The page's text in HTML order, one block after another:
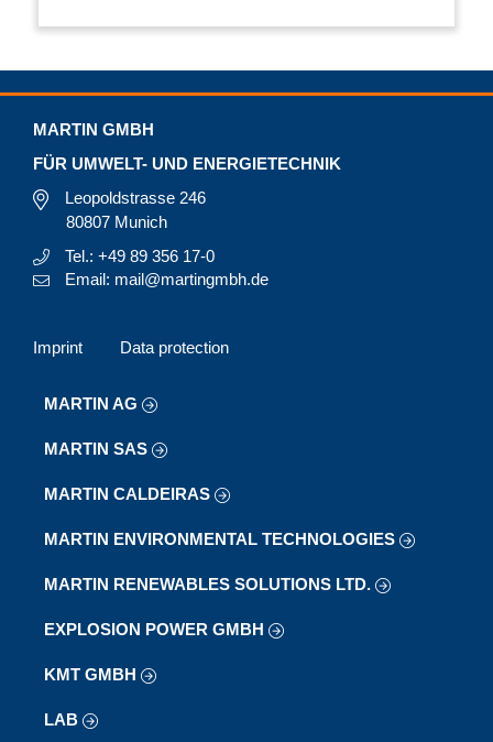
MARTIN GMBH
FÜR UMWELT- UND ENERGIETECHNIK
Leopoldstrasse 246
80807 Munich
Tel.: +49 89 356 17-0
Email: mail@martingmbh.de
Imprint Data protection
MARTIN AG
MARTIN SAS
MARTIN CALDEIRAS
MARTIN ENVIRONMENTAL TECHNOLOGIES
MARTIN RENEWABLES SOLUTIONS LTD.
EXPLOSION POWER GMBH
KMT GMBH
LAB